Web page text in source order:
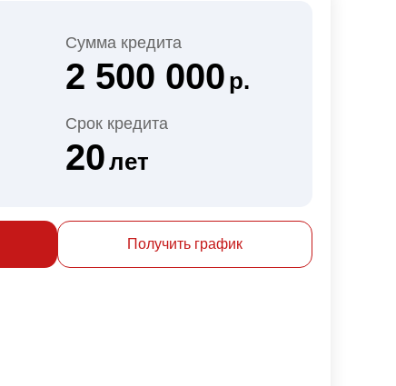
Сумма кредита
2 500 000 р.
Срок кредита
20лет
Получить график